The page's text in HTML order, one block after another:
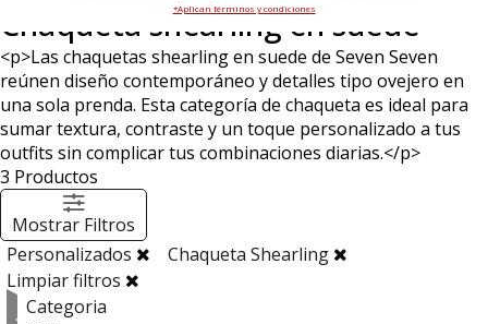
*Aplican términos y condiciones
Chaqueta shearling en suede
<p>Las chaquetas shearling en suede de Seven Seven
reúnen diseño contemporáneo y detalles tipo ovejero en
una sola prenda. Esta categoría de chaqueta es ideal para
sumar textura, contraste y un toque personalizado a tus
outfits sin complicar tus combinaciones diarias.</p>
3 Productos
Mostrar Filtros
Personalizados
Chaqueta Shearling
Limpiar filtros
Categoria